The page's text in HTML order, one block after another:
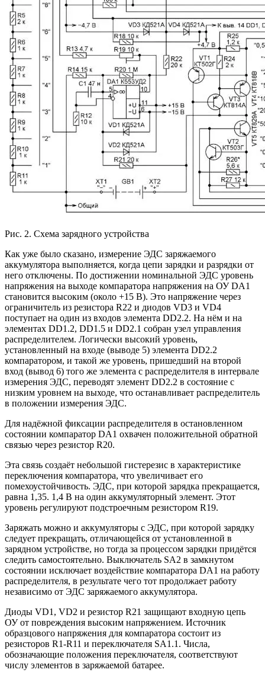
Рис. 2. Схема зарядного устройства
Как уже было сказано, измерение ЭДС заряжаемого
аккумулятора выполняется, когда цепи зарядки и разрядки от
него отключены. По достижении номинальной ЭДС уровень
напряжения на выходе компаратора напряжения на ОУ DA1
становится высоким (около +15 В). Это напряжение через
ограничитель из резистора R22 и диодов VD3 и VD4
поступает на один из входов элемента DD2.2. На нём и на
элементах DD1.2, DD1.5 и DD2.1 собран узел управления
распределителем. Логически высокий уровень,
установленный на входе (выводе 5) элемента DD2.2
компаратором, и такой же уровень, пришедший на второй
вход (вывод 6) того же элемента с распределителя в интервале
измерения ЭДС, переводят элемент DD2.2 в состояние с
низким уровнем на выходе, что останавливает распределитель
в положении измерения ЭДС.
Для надёжной фиксации распределителя в остановленном
состоянии компаратор DA1 охвачен положительной обратной
связью через резистор R20.
Эта связь создаёт небольшой гистерезис в характеристике
переключения компаратора, что увеличивает его
помехоустойчивость. ЭДС, при которой зарядка прекращается,
равна 1,35. 1,4 В на один аккумуляторный элемент. Этот
уровень регулируют подстроечным резистором R19.
Заряжать можно и аккумуляторы с ЭДС, при которой зарядку
следует прекращать, отличающейся от установленной в
зарядном устройстве, но тогда за процессом зарядки придётся
следить самостоятельно. Выключатель SA2 в замкнутом
состоянии исключает воздействие компаратора DA1 на работу
распределителя, в результате чего тот продолжает работу
независимо от ЭДС заряжаемого аккумулятора.
Диоды VD1, VD2 и резистор R21 защищают входную цепь
ОУ от повреждения высоким напряжением. Источник
образцового напряжения для компаратора состоит из
резисторов R1-R11 и переключателя SA1.1. Числа,
обозначающие положения переключателя, соответствуют
числу элементов в заряжаемой батарее.